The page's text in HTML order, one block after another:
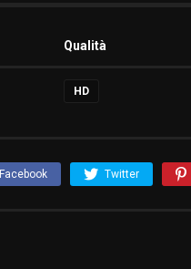
Qualità
HD
Facebook Twitter